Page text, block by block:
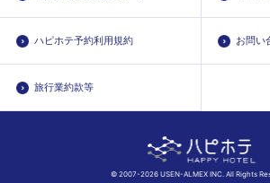
ハピホテ予約利用規約 お問い
旅行業約款等
© 2007-2026 USEN-ALMEX INC. All Rights